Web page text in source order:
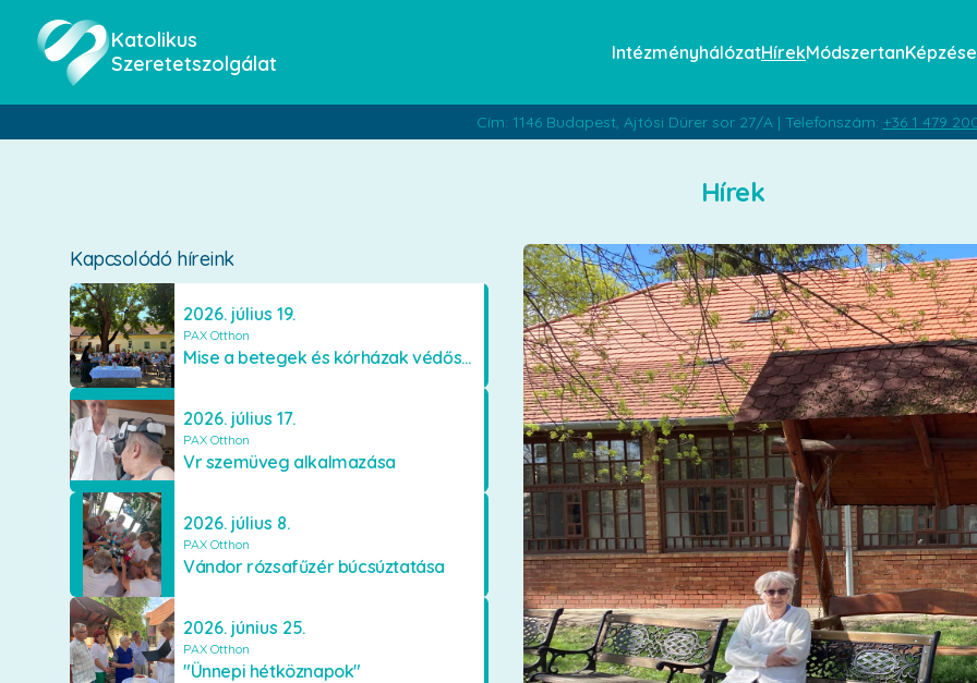
Katolikus
Szeretetszolgálat
IntézményhálózatHírekMódszertan
Cím: 1146 Budapest, Ajtósi Dürer sor 27/A | Telefonszám: +36 1 479
Hírek
Kapcsolódó híreink
2026. július 19.
PAX Otthon
Mise a betegek és kórházak védőszentjének emlékére
2026. július 17.
PAX Otthon
Vr szemüveg alkalmazása
2026. július 8.
PAX Otthon
Vándor rózsafűzér búcsúztatása
2026. június 25.
PAX Otthon
"Ünnepi hétköznapok"